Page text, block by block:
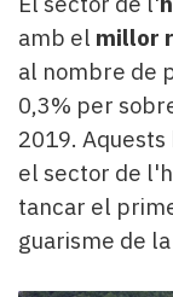
amb el millor
al nombre de
0,3% per
2019.
el sector de
tancar el
guarisme de